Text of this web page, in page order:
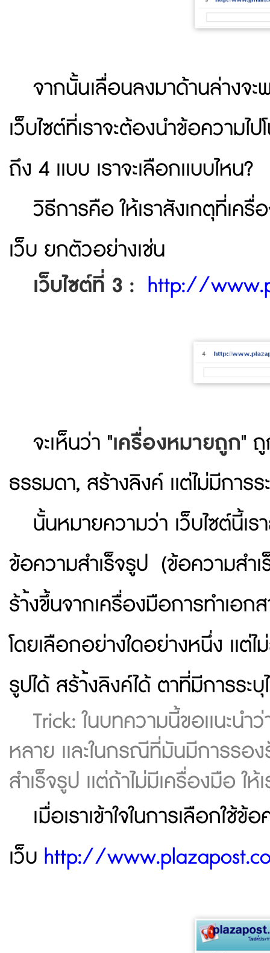
จากนั้นเลื่อนลงมาด้านล่างจะ
เว็บไซต์ที่เราจะต้องนำข้อความ
ถึง 4 เเบบ เราจะเลือกเเบบไหน?
วิธีการคือ ให้เราสังเกตุที่เ
เว็บ ยกตัวอย่างเช่น
เว็บไซต์ที่ 3 : http://
จะเห็นว่า "เครื่องหมายถูก"
ธรรมดา, สร้างลิงค์ เเต่ไม่มีการ
นั้นหมายความว่า เว็บไซต์นี้เ
ข้อความสำเร็จรูป (ข้อความสำ
ร้า้งขึ้นจากเครื่องมือการทำเอ
โดยเลือกอย่างใดอย่างหนึ่ง เเต่ไ
รูปได้ สร้า้งลิงค์ได้ ตาที่มีการระบุ
Trick: ในบทความนี้ขอเเนะน
หลาย เเละในกรณีที่มันมีการรอ
สำเร็จรูป เเต่ถ้าไม่มีเครื่องมือ ให้
เมื่อเราเข้าใจในการเลือกใช้ข้
เว็บ http://